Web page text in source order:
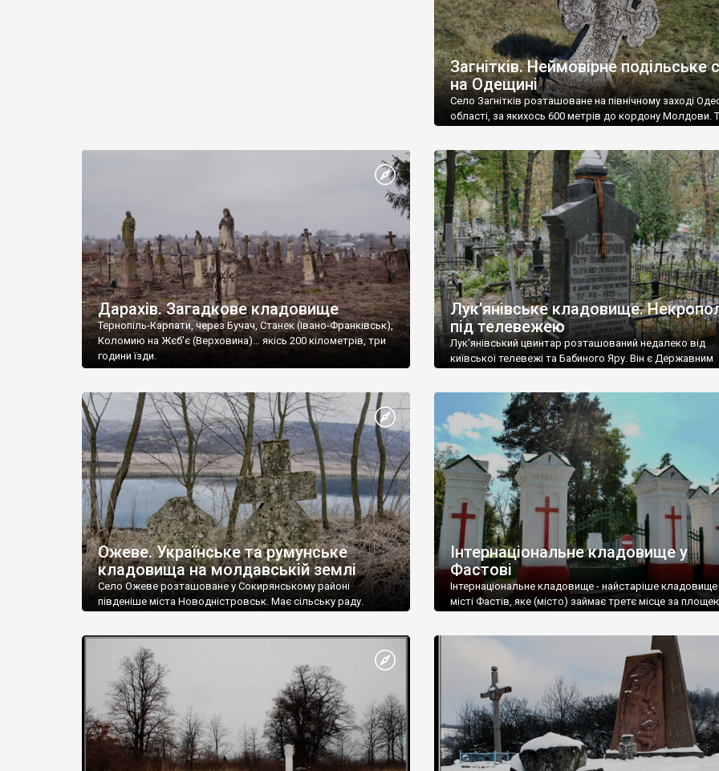
Загнітків. Неймовірне подільське
на Одещині
Село Загнітків розташоване на північному заході
області, за якихось 600 метрів до кордону Молдови.
Дарахів. Загадкове кладовище
Тернопіль-Карпати, через Бучач, Станек (Івано-Франківськ),
Коломию на Жєб’є (Верховина)… якісь 200 кілометрів, три
години їзди.
Лук’янівське кладовище.
під телевежею
Лук'янівський цвинтар розташований недалеко від
київської телевежі та Бабиного Яру. Він є Державним
Ожеве. Українське та румунське
кладовища на молдавській землі
Село Ожеве розташоване у Сокирянському районі
південіше міста Новодністровськ. Має сільську раду.
Інтернаціональне кладовище у
Фастові
Інтернаціональне кладовище - найстаріше
місті Фастів, яке (місто) займає третє місце за